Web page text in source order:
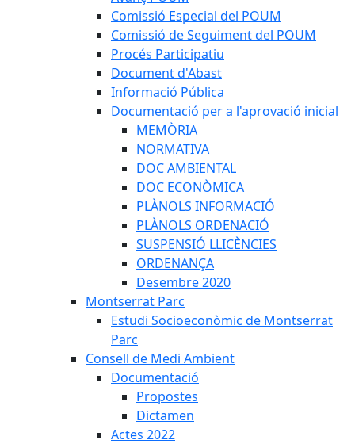
Comissió Especial del POUM
Comissió de Seguiment del POUM
Procés Participatiu
Document d'Abast
Informació Pública
Documentació per a l'aprovació inicial
MEMÒRIA
NORMATIVA
DOC AMBIENTAL
DOC ECONÒMICA
PLÀNOLS INFORMACIÓ
PLÀNOLS ORDENACIÓ
SUSPENSIÓ LLICÈNCIES
ORDENANÇA
Desembre 2020
Montserrat Parc
Estudi Socioeconòmic de Montserrat
Parc
Consell de Medi Ambient
Documentació
Propostes
Dictamen
Actes 2022